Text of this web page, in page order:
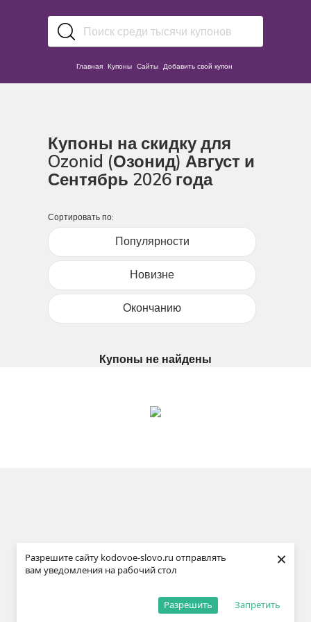
Разрешите сайту kodovoe-slovo.ru отправлять
вам уведомления на рабочий стол
Запретить
Разрешить
×
Главная Купоны Сайты Добавить свой купон
Купоны на скидку для
Ozonid (Озонид) Август и
Сентябрь 2026 года
Сортировать по:
Популярности
Новизне
Окончанию
Купоны не найдены